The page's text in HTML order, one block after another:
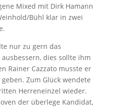
Mixed mit Dirk Hamann
Bühl klar in zwei
nur zu gern das
dies sollte ihm
Rainer Cazzato musste er
Zum Glück wendete
Herreneinzel wieder.
der überlege Kandidat,